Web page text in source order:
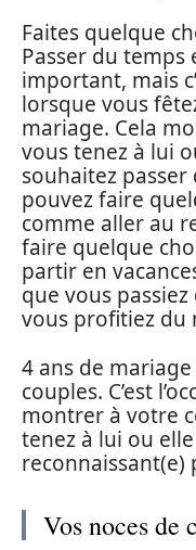
Faites quelque
Passer du
important, mais
lorsque vous
mariage. Cela
vous tenez à lui
souhaitez
pouvez faire
comme aller au
faire quelque
partir en
que vous
vous profitiez du
4 ans de
couples. C’est
montrer à votre
tenez à lui ou
reconnaissant(e)
Vos noces de